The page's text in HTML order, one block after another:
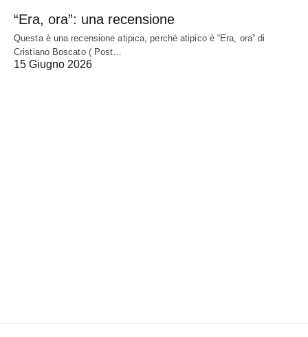
“Era, ora”: una recensione
Questa è una recensione atipica, perché atipico è “Era, ora” di
Cristiano Boscato ( Post…
15 Giugno 2026